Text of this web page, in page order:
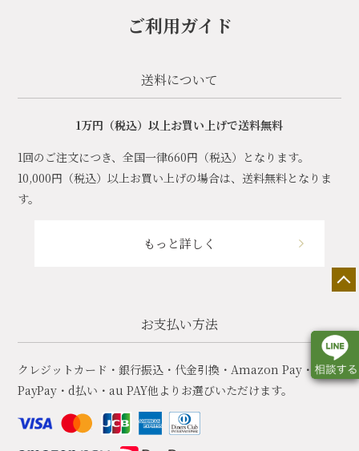
ご利用ガイド
送料について
1万円（税込）以上お買い上げで送料無料
1回のご注文につき、全国一律660円（税込）となります。
10,000円（税込）以上お買い上げの場合は、送料無料となりま
す。
もっと詳しく
お支払い方法
クレジットカード・銀行振込・代金引換・Amazon Pay・
PayPay・d払い・au PAY他よりお選びいただけます。
店舗一覧 展示会情報